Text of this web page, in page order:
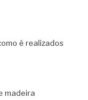
é realizados
madeira